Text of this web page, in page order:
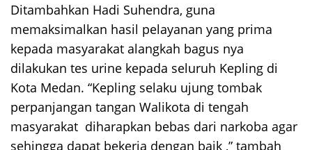
Ditambahkan Hadi Suhendra, guna
memaksimalkan hasil pelayanan yang prima
kepada masyarakat alangkah bagus nya
dilakukan tes urine kepada seluruh Kepling di
Kota Medan. “Kepling selaku ujung tombak
perpanjangan tangan Walikota di tengah
masyarakat diharapkan bebas dari narkoba agar
sehingga dapat bekerja dengan baik ,” tambah